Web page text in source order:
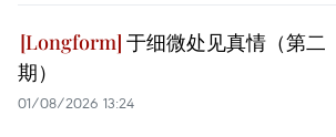
于细微处见真情（第二
期）
01/08/2026 13:24